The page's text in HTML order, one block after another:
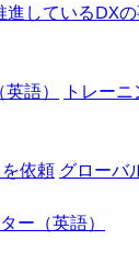
しているDX
語） トレーニ
依頼 グローバ
ー（英語）